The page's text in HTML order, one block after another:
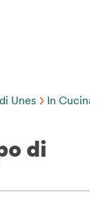
Unes
In Cucina
di